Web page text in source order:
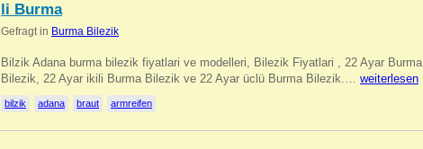
li Burma
Gefragt in Burma Bilezik
Bilzik Adana burma bilezik fiyatlari ve modelleri, Bilezik Fiyatlari , 22 Ayar Burma
Bilezik, 22 Ayar ikili Burma Bilezik ve 22 Ayar üclü Burma Bilezik.… weiterlesen
bilzik adana braut armreifen